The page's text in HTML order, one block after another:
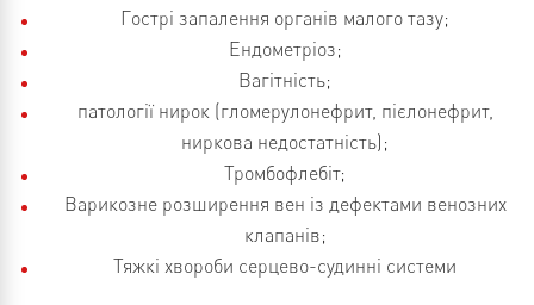
Гострі запалення органів малого тазу;
Ендометріоз;
Вагітність;
патології нирок (гломерулонефрит, пієлонефрит,
ниркова недостатність);
Тромбофлебіт;
Варикозне розширення вен із дефектами венозних
клапанів;
Тяжкі хвороби серцево-судинні системи